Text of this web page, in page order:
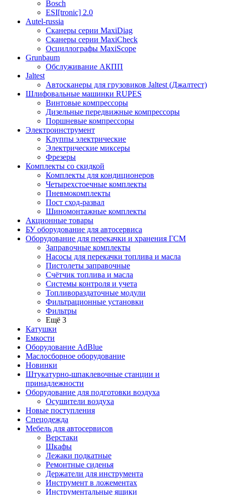
Bosch
ESI[tronic] 2.0
Autel-russia
Сканеры серии MaxiDiag
Сканеры серии MaxiCheck
Осциллографы MaxiScope
Grunbaum
Обслуживание АКПП
Jaltest
Автосканеры для грузовиков Jaltest (Джалтест)
Шлифовальные машинки RUPES
Винтовые компрессоры
Дизельные передвижные компрессоры
Поршневые компрессоры
Электроинструмент
Клуппы электрические
Электрические миксеры
Фрезеры
Комплекты со скидкой
Комплекты для кондиционеров
Четырехстоечные комплекты
Пневмокомплекты
Пост сход-развал
Шиномонтажные комплекты
Акционные товары
БУ оборудование для автосервиса
Оборудование для перекачки и хранения ГСМ
Заправочные комплекты
Насосы для перекачки топлива и масла
Пистолеты заправочные
Счётчик топлива и масла
Системы контроля и учета
Топливораздаточные модули
Фильтрационные установки
Фильтры
Ещё 3
Катушки
Емкости
Оборудование AdBlue
Маслосборное оборудование
Новинки
Штукатурно-шпаклевочные станции и
принадлежности
Оборудование для подготовки воздуха
Осушители воздуха
Новые поступления
Спецодежда
Мебель для автосервисов
Верстаки
Шкафы
Лежаки подкатные
Ремонтные сиденья
Держатели для инструмента
Инструмент в ложементах
Инструментальные ящики